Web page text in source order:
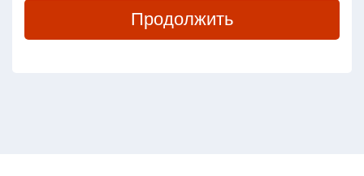
Продолжить